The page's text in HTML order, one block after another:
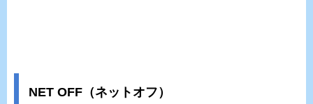
NET OFF（ネットオフ）